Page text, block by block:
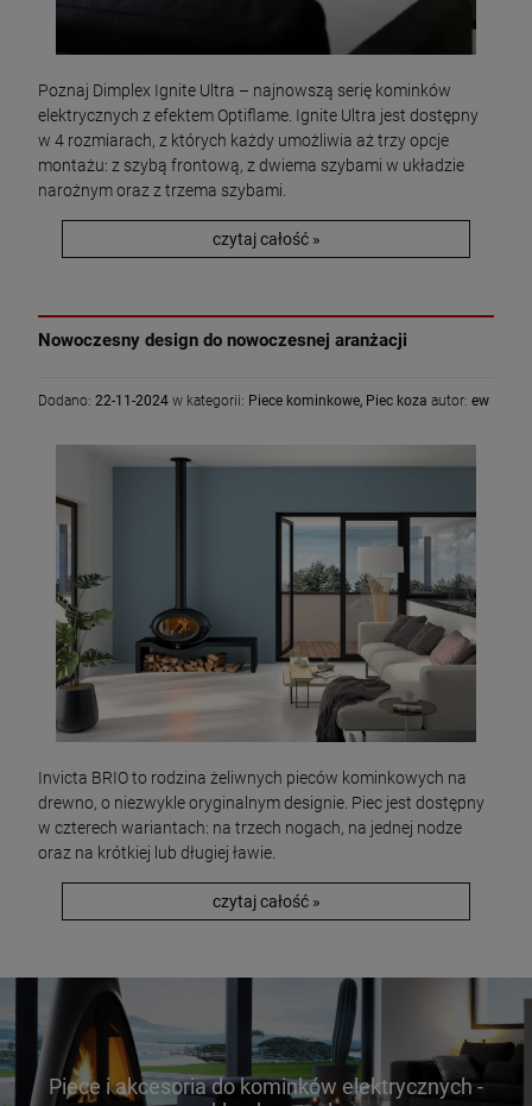
Poznaj Dimplex Ignite Ultra – najnowszą serię kominków
elektrycznych z efektem Optiflame. Ignite Ultra jest dostępny
w 4 rozmiarach, z których każdy umożliwia aż trzy opcje
montażu: z szybą frontową, z dwiema szybami w układzie
narożnym oraz z trzema szybami.
czytaj całość »
Nowoczesny design do nowoczesnej aranżacji
Dodano: 22-11-2024 w kategorii: Piece kominkowe, Piec koza autor: ew
Invicta BRIO to rodzina żeliwnych pieców kominkowych na
drewno, o niezwykle oryginalnym designie. Piec jest dostępny
w czterech wariantach: na trzech nogach, na jednej nodze
oraz na krótkiej lub długiej ławie.
czytaj całość »
Piece i akcesoria do kominków elektrycznych -